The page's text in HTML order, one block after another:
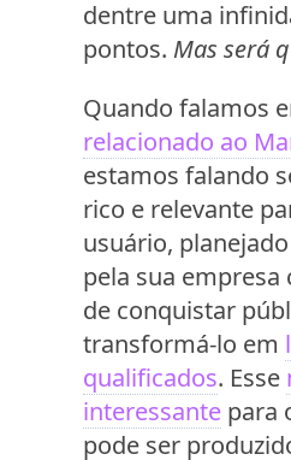
dentre uma
pontos. Mas será
Quando falamos
relacionado ao
estamos falando
rico e relevante
usuário,
pela sua
de conquistar
transformá-lo em
qualificados. Esse
interessante para
pode ser